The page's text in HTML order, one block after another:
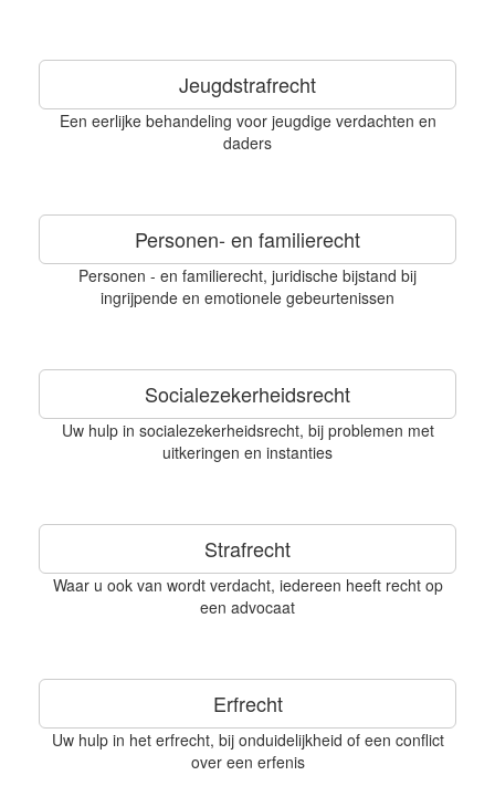
Jeugdstrafrecht
Een eerlijke behandeling voor jeugdige verdachten en
daders
Personen- en familierecht
Personen - en familierecht, juridische bijstand bij
ingrijpende en emotionele gebeurtenissen
Socialezekerheidsrecht
Uw hulp in socialezekerheidsrecht, bij problemen met
uitkeringen en instanties
Strafrecht
Waar u ook van wordt verdacht, iedereen heeft recht op
een advocaat
Erfrecht
Uw hulp in het erfrecht, bij onduidelijkheid of een conflict
over een erfenis